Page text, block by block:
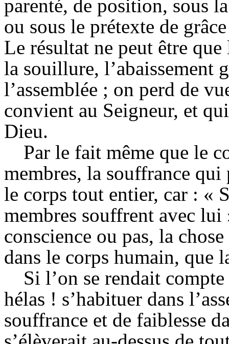
parenté, de position, sous
ou sous le prétexte de
Le résultat ne peut être
la souillure, l’abaissement
l’assemblée ; on perd de
convient au Seigneur, et
Dieu.
Par le fait même que le
membres, la souffrance
le corps tout entier, car : «
membres souffrent avec
conscience ou pas, la
dans le corps humain, que
Si l’on se rendait
hélas ! s’habituer dans
souffrance et de faiblesse